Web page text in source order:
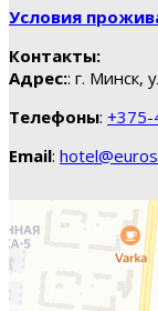
Условия
Контакты:
Адрес:: г. Минск,
Телефоны:
Email: